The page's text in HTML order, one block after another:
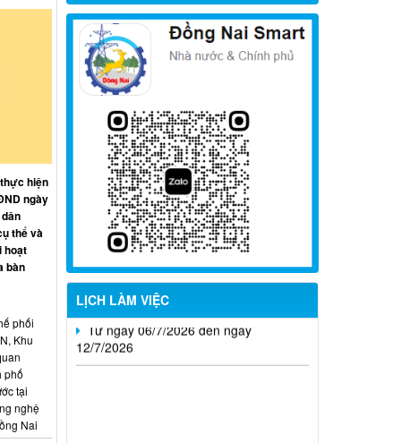
LỊCH LÀM VIỆC
Từ ngày 03/8/2026 đến ngày
09/8/2026
Từ ngày 27/7/2026 đến ngày
02/8/2026
Từ ngày 20/7/2026 đến ngày
26/7/2026
Từ ngày 13/7/2026 đến ngày
18/7/2026
Từ ngày 06/7/2026 đến ngày
12/7/2026
hiện
ngày
thể và
hoạt
bàn
phối
Khu
phố
tại
nghệ
Nai